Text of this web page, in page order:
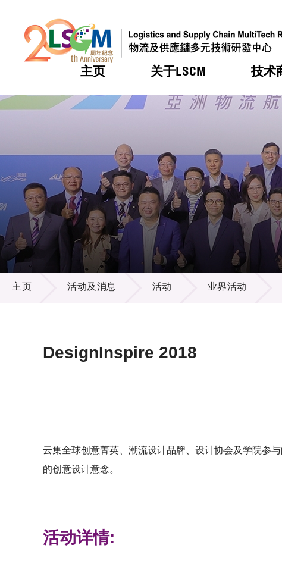
主页 关于LSCM
热门 机构简介
组织架构
组织架构
董事局
研究顾问
招标通告
技术
热门 服务
可获授权
应用于公
重点项目
热门 合作计划
资助计划
资助计划
税务优惠
申请
评审
征求研发
项目资料
热门 活动
奖项
新闻中心
媒体报导
新闻稿
资讯中心
多媒体
出版刊物
热门 会籍及服
会员列表
会员登入
活动及消息
主页 活动及消息 活动 业界活动
DesignInspire 2018
云集全球创意菁英、潮流设计品牌、设计协会及学院参
的创意设计意念。
活动详情: